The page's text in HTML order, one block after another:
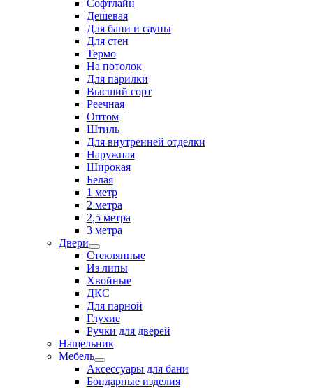
Софтлайн
Дешевая
Для бани и сауны
Для стен
Термо
На потолок
Для парилки
Высший сорт
Реечная
Оптом
Штиль
Для внутренней отделки
Наружная
Широкая
Белая
1 метр
2 метра
2,5 метра
3 метра
Двери
Стеклянные
Из липы
Хвойные
ДКС
Для парной
Глухие
Ручки для дверей
Нащельник
Мебель
Аксессуары для бани
Бондарные изделия